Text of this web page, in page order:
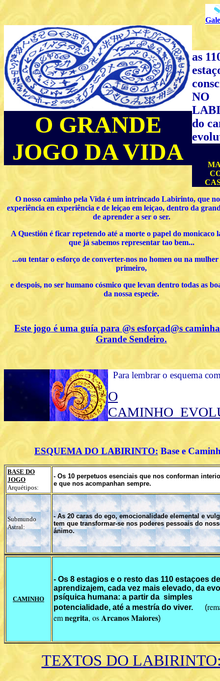
O GRANDE
JOGO DA VIDA
as
NO
do
O nosso caminho pela Vida é um intrincado Labirinto, que
experiência en experiência e de leiçao em leiçao, dentro da
de aprender a ser o ser.
A Questión é ficar repetendo até a morte o papel do monicaco
que já sabemos representar tao bem...
...ou tentar o esforço de converter-nos no homen ou na
primeiro,
e despois, no ser humano cósmico que levan dentro todas as
da nossa especie.
Este jogo é uma guía para @s esforçad@s
Grande Sendeiro.
Para lembrar o esquema
O
CAMINHO
ESQUEMA DO LABIRINTO: Base e
BASE DO
JOGO
Arquétipos:
- Os 10 perpetuos esenciais que nos conforman
e que nos acompanhan sempre.
Submundo
Astral:
- As 20 caras do ego, emocionalidade elemental e
tem que transformar-se nos poderes pessoais do
ánimo.
CAMINHO
- Os 8 estagios e o resto das 110 estaçoes de
aprendizajem, cada vez mais elevado, da
psíquica humana: a partir da simples
potencialidade, até a mestría do viver. (
emnegrita, osArcanos Maiores)
TEXTOS DO